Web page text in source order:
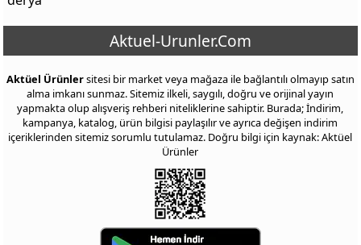
Aktuel-Urunler.Com
Aktüel Ürünlersitesi bir market veya mağaza ile bağlantılı olmayıp satın
alma imkanı sunmaz. Sitemiz ilkeli, saygılı, doğru ve orijinal yayın
yapmakta olup alışveriş rehberi niteliklerine sahiptir. Burada; İndirim,
kampanya, katalog, ürün bilgisi paylaşılır ve ayrıca değişen indirim
içeriklerinden sitemiz sorumlu tutulamaz. Doğru bilgi için kaynak: Aktüel
Ürünler